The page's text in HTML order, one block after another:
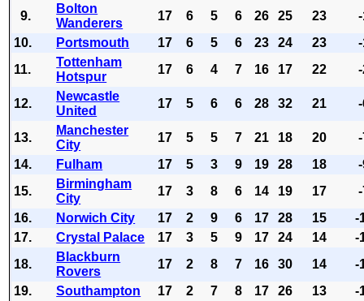
9.
Bolton
Wanderers
17 6 5 6 26 25 23
10.
Portsmouth 17 6 5 6 23 24 23
11.
Tottenham
Hotspur
17 6 4 7 16 17 22
12.
Newcastle
United
17 5 6 6 28 32 21
13.
Manchester
City
17 5 5 7 21 18 20
14.
Fulham 17 5 3 9 19 28 18
15.
Birmingham
City
17 3 8 6 14 19 17
16.
Norwich City 17 2 9 6 17 28 15
-
17.
Crystal Palace 17 3 5 9 17 24 14
-
18.
Blackburn
Rovers
17 2 8 7 16 30 14
-
19.
Southampton 17 2 7 8 17 26 13 -